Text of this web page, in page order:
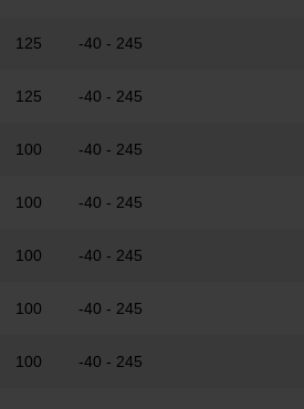
125 -40 - 245
125 -40 - 245
100 -40 - 245
100 -40 - 245
100 -40 - 245
100 -40 - 245
100 -40 - 245